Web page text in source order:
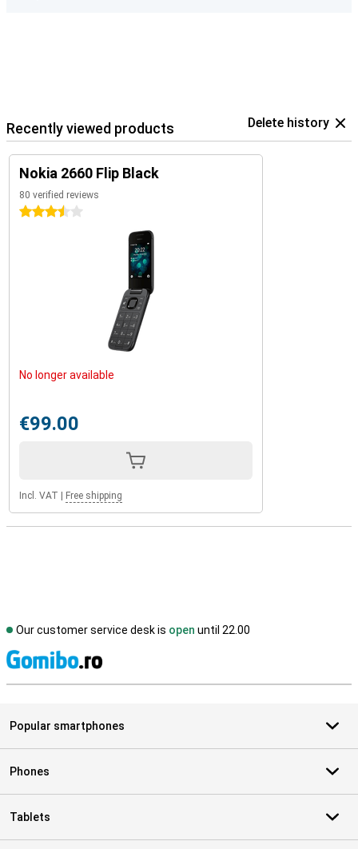
Recently viewed products Delete history
Nokia 2660 Flip Black
80 verified reviews
3.5 stars
No longer available
€99.00
Incl. VAT Free shipping
Our customer service desk is open until 22.00
Popular smartphones
Phones
Tablets